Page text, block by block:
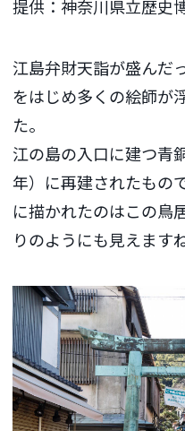
提供：神奈川県立歴史
江島弁財天詣が盛んだ
をはじめ多くの絵師が
た。
江の島の入口に建つ青
年）に再建されたもの
に描かれたのはこの鳥
りのようにも見えますね